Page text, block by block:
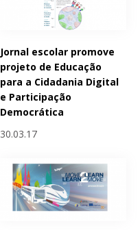
Jornal escolar promove
projeto de Educação
para a Cidadania Digital
e Participação
Democrática
30.03.17